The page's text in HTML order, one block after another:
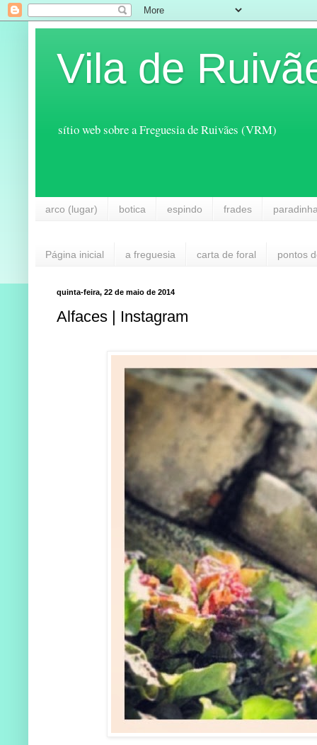
Vila de
sítio web sobre a Freguesia de Ruivães (VRM)
arco (lugar) botica espindo frades
Página inicial a freguesia carta de foral pontos
quinta-feira, 22 de maio de 2014
Alfaces | Instagram